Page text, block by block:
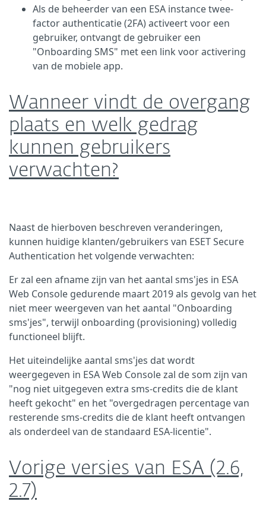
Als de beheerder van een ESA instance twee-
factor authenticatie (2FA) activeert voor een
gebruiker, ontvangt de gebruiker een
"Onboarding SMS" met een link voor activering
van de mobiele app.
Wanneer vindt de overgang
plaats en welk gedrag
kunnen gebruikers
verwachten?
Naast de hierboven beschreven veranderingen,
kunnen huidige klanten/gebruikers van ESET Secure
Authentication het volgende verwachten:
Er zal een afname zijn van het aantal sms'jes in ESA
Web Console gedurende maart 2019 als gevolg van het
niet meer weergeven van het aantal "Onboarding
sms'jes", terwijl onboarding (provisioning) volledig
functioneel blijft.
Het uiteindelijke aantal sms'jes dat wordt
weergegeven in ESA Web Console zal de som zijn van
"nog niet uitgegeven extra sms-credits die de klant
heeft gekocht" en het "overgedragen percentage van
resterende sms-credits die de klant heeft ontvangen
als onderdeel van de standaard ESA-licentie".
Vorige versies van ESA (2.6,
2.7)